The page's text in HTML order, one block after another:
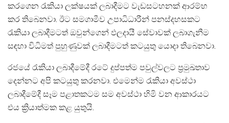
කරගෙන රැකියා ලක්ෂයක් ලබාදීමට වැඩසටහනක් ආරම්භ
කර තිබෙනවා. ඊට සමගාමීව උපාධිධාරීන් පනස්දහසකට
රැකියා ලබාදීමටත් ඔවුන්ගෙන් ඵලදායී සේවාවක් ලබාගැනීම
සඳහා විධිමත් පුහුණුවක් ලබාදීමටත් කටයුතු යොදා තිබෙනවා.
රජයේ රැකියා ලබාදීමේදී රටේ දුප්පත්ම පවුල්වලට ප්‍රමුඛතාව
දෙන්නට අපි කටයුතු කරනවා. එමෙන්ම රැකියා අවස්ථා
ලබාදීමේදී සෑම පළාතකටම සම අවස්ථා හිමි වන ආකාරයට
එය ක්‍රියාත්මක කළ යුතුයි.